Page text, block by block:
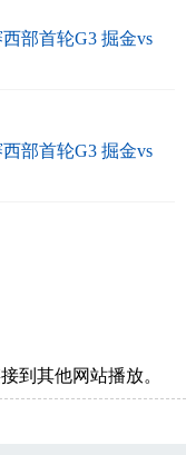
部首轮G3 掘金vs
部首轮G3 掘金vs
到其他网站播放。